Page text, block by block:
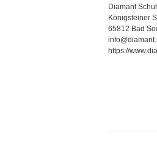
Diamant
Königsteiner
65812 Bad
https://